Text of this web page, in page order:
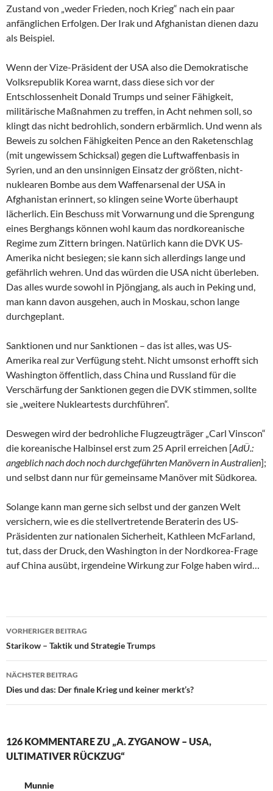
Zustand von „weder Frieden, noch Krieg“ nach ein paar
anfänglichen Erfolgen. Der Irak und Afghanistan dienen dazu
als Beispiel.
Wenn der Vize-Präsident der USA also die Demokratische
Volksrepublik Korea warnt, dass diese sich vor der
Entschlossenheit Donald Trumps und seiner Fähigkeit,
militärische Maßnahmen zu treffen, in Acht nehmen soll, so
klingt das nicht bedrohlich, sondern erbärmlich. Und wenn als
Beweis zu solchen Fähigkeiten Pence an den Raketenschlag
(mit ungewissem Schicksal) gegen die Luftwaffenbasis in
Syrien, und an den unsinnigen Einsatz der größten, nicht-
nuklearen Bombe aus dem Waffenarsenal der USA in
Afghanistan erinnert, so klingen seine Worte überhaupt
lächerlich. Ein Beschuss mit Vorwarnung und die Sprengung
eines Berghangs können wohl kaum das nordkoreanische
Regime zum Zittern bringen. Natürlich kann die DVK US-
Amerika nicht besiegen; sie kann sich allerdings lange und
gefährlich wehren. Und das würden die USA nicht überleben.
Das alles wurde sowohl in Pjöngjang, als auch in Peking und,
man kann davon ausgehen, auch in Moskau, schon lange
durchgeplant.
Sanktionen und nur Sanktionen – das ist alles, was US-
Amerika real zur Verfügung steht. Nicht umsonst erhofft sich
Washington öffentlich, dass China und Russland für die
Verschärfung der Sanktionen gegen die DVK stimmen, sollte
sie „weitere Nukleartests durchführen“.
Deswegen wird der bedrohliche Flugzeugträger „Carl Vinscon“
die koreanische Halbinsel erst zum 25 April erreichen [AdÜ.:
angeblich nach doch noch durchgeführten Manövern in Australien];
und selbst dann nur für gemeinsame Manöver mit Südkorea.
Solange kann man gerne sich selbst und der ganzen Welt
versichern, wie es die stellvertretende Beraterin des US-
Präsidenten zur nationalen Sicherheit, Kathleen McFarland,
tut, dass der Druck, den Washington in der Nordkorea-Frage
auf China ausübt, irgendeine Wirkung zur Folge haben wird…
Beitragsnavigation
VORHERIGER BEITRAG
Starikow – Taktik und Strategie Trumps
NÄCHSTER BEITRAG
Dies und das: Der finale Krieg und keiner merkt’s?
126 KOMMENTARE ZU „A. ZYGANOW – USA,
ULTIMATIVER RÜCKZUG“
Munnie